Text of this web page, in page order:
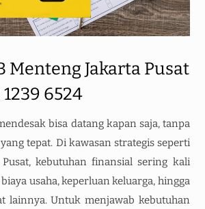
Menteng Jakarta Pusat
1239 6524
bisa datang kapan saja, tanpa
tepat. Di kawasan strategis seperti
Pusat, kebutuhan finansial sering kali
usaha, keperluan keluarga, hingga
lainnya. Untuk menjawab kebutuhan